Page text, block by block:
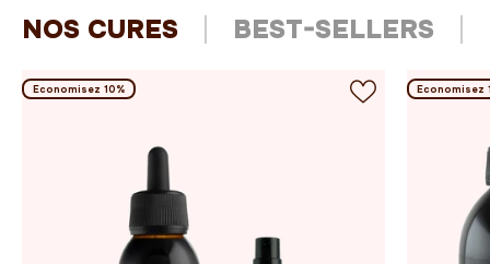
NOS CURES BEST-SELLERS
Economisez 10% Economisez